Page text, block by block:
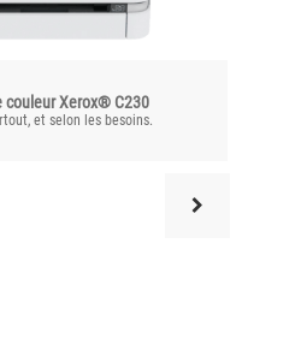
couleur Xerox® C230
et selon les besoins.